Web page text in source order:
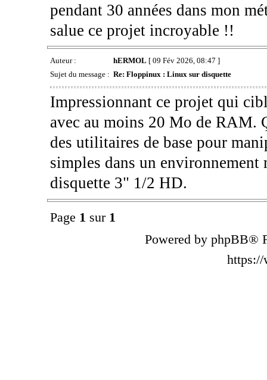
pendant 30 années dans mon
salue ce projet incroyable !!
Auteur : hERMOL [ 09 Fév 2026, 08:47 ]
Sujet du message : Re: Floppinux : Linux sur disquette
Impressionnant ce projet qui
avec au moins 20 Mo de RAM.
des utilitaires de base pour
simples dans un
disquette 3" 1/2 HD.
Page 1 sur 1
Powered by phpBB®
https://